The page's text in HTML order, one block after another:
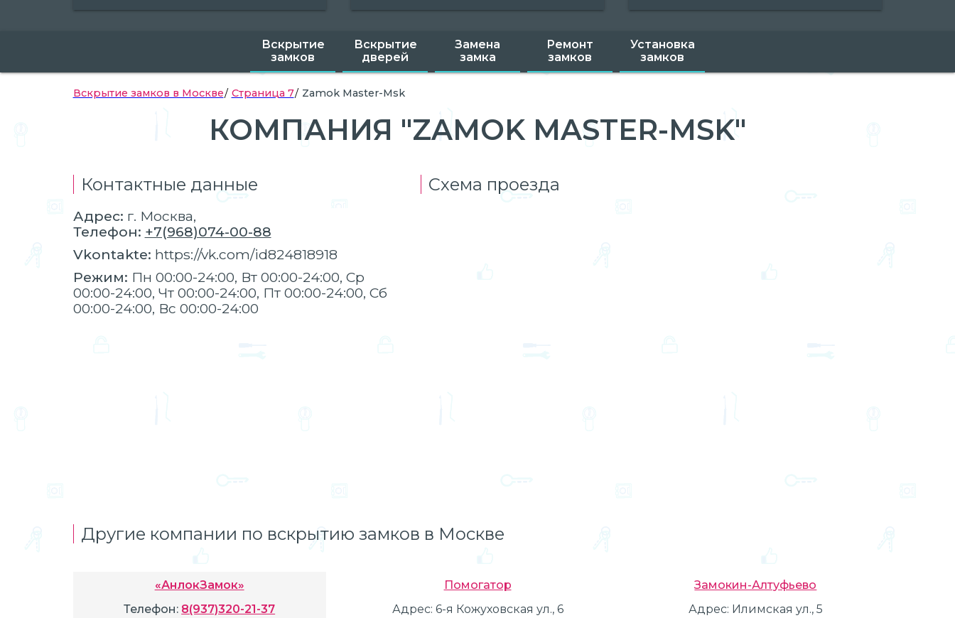
Вскрытие
замков
Вскрытие
дверей
Замена
замка
Ремонт
замков
Установка
замков
Вскрытие замков в Москве Страница 7 Zamok Master-Msk
КОМПАНИЯ "ZAMOK MASTER-MSK"
Контактные данные
Адрес: г. Москва,
Телефон: +7(968)074-00-88
Vkontakte: https://vk.com/id824818918
Режим: Пн 00:00-24:00, Вт 00:00-24:00, Ср
00:00-24:00, Чт 00:00-24:00, Пт 00:00-24:00, Сб
00:00-24:00, Вс 00:00-24:00
Схема проезда
Другие компании по вскрытию замков в Москве
«АнлокЗамок»
Телефон: 8(937)320-21-37
Помогатор
Адрес: 6-я Кожуховская ул., 6
Замокин-Алтуфьево
Адрес: Илимская ул., 5